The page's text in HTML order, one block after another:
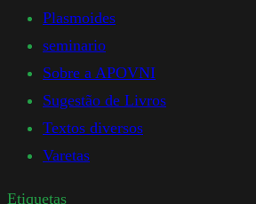
Plasmoides
seminario
Sobre a APOVNI
Sugestão de Livros
Textos diversos
Varetas
Etiquetas